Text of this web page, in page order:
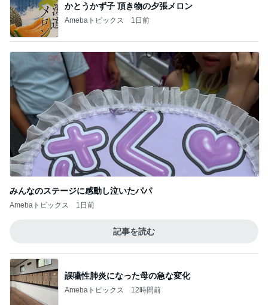
かとうかず子 頂き物の夕張メロン
Amebaトピックス 1日前
みんなのステージに感動し泣いたパパ
Amebaトピックス 1日前
記事を読む
誤嚥性肺炎になった母の急な変化
Amebaトピックス 12時間前